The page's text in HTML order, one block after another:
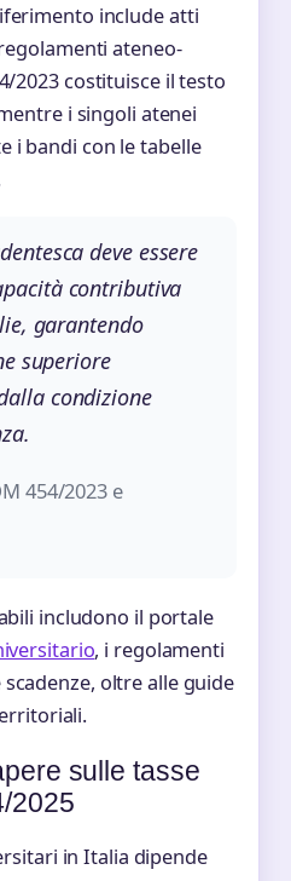
include atti
ateneo-
2023 costituisce il testo
i singoli atenei
i bandi con le tabelle
deve essere
contributiva
garantendo
superiore
condizione
454/2023 e
includono il portale
, i regolamenti
oltre alle guide
sulle tasse
2025
in Italia dipende